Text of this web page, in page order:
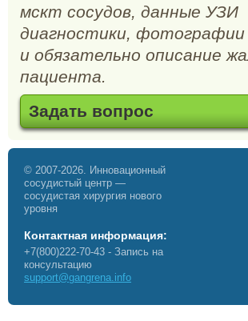
мскт сосудов, данные УЗИ
диагностики, фотографии
и обязательно описание
пациента.
Задать вопрос
© 2007-2026. Инновационный
сосудистый центр —
сосудистая хирургия нового
уровня
Контактная информация:
+7(800)222-70-43 - Запись на
консультацию
support@gangrena.info